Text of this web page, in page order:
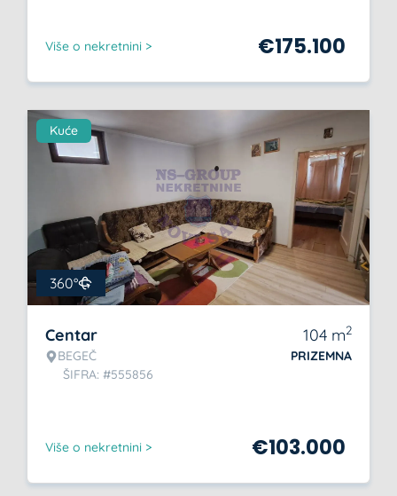
Više o nekretnini > €175.100
Kuće
360°
Centar
BEGEČ
ŠIFRA: #555856
104 m2
PRIZEMNA
Više o nekretnini > €103.000